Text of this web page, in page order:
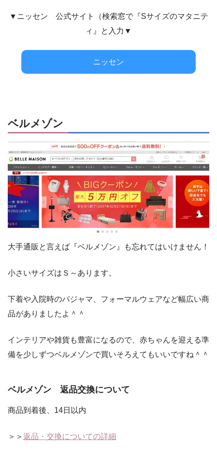
▼ニッセン 公式サイト（検索窓で『Sサイズのマタニテ
ィ』と入力▼
ニッセン
ベルメゾン
大手通販と言えば『ベルメゾン』も忘れてはいけません！
小さいサイズはＳ～あります。
下着や入院時のパジャマ、フォーマルウェアなど幅広い商
品がありましたよ＾＾
インテリアや雑貨も豊富になるので、赤ちゃんを迎える準
備を少しずつベルメゾンで買いそろえてもいいですね＾＾
ベルメゾン 返品交換について
商品到着後、14日以内
＞＞ 返品・交換についての詳細